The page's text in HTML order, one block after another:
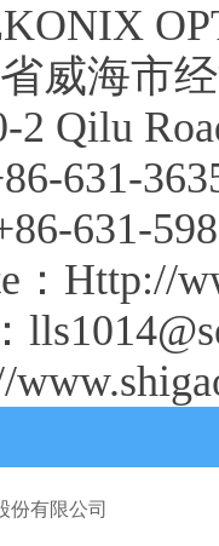
威海市
2 Qilu
631-
631-
：Http://
份有限公司